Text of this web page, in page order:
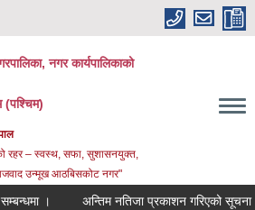
नगर कार्यपालिकाको
(पश्चिम)
रहर – स्वस्थ, सफा, सुशासनयुक्त,
उन्मूख आठबिसकोट नगर"
। अन्तिम नतिजा प्रकाशन गरिएको सूचना ।